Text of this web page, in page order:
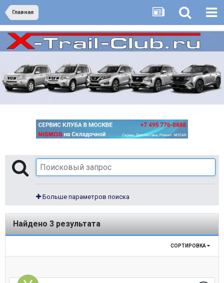
Главная
Больше параметров поиска
Найдено 3 результата
СОРТИРОВКА